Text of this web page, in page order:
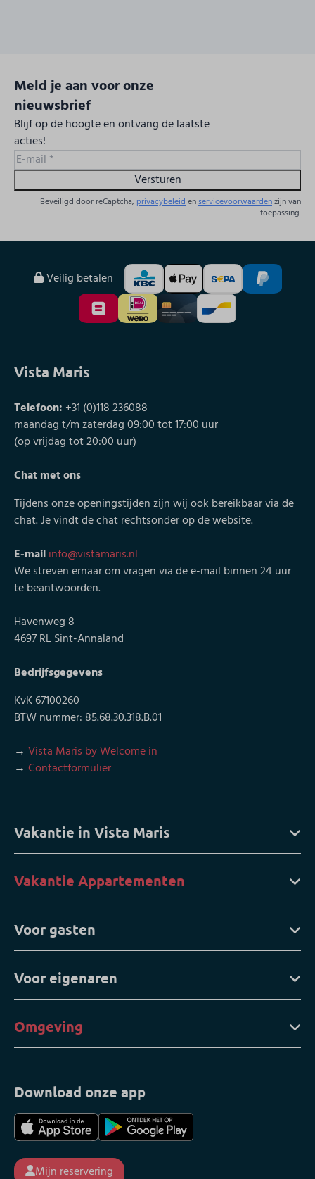
Meld je aan voor onze
nieuwsbrief
Blijf op de hoogte en ontvang de laatste
acties!
Versturen
Beveiligd door reCaptcha, privacybeleidenservicevoorwaardenzijn van
toepassing.
Veilig betalen
Vista Maris
Telefoon: +31 (0)118 236088
maandag t/m zaterdag 09:00 tot 17:00 uur
(op vrijdag tot 20:00 uur)
Chat met ons
Tijdens onze openingstijden zijn wij ook bereikbaar via de
chat. Je vindt de chat rechtsonder op de website.
E-mailinfo@vistamaris.nl
We streven ernaar om vragen via de e-mail binnen 24 uur
te beantwoorden.
Havenweg 8
4697 RL Sint-Annaland
Bedrijfsgegevens
KvK 67100260
BTW nummer: 85.68.30.318.B.01
→ Vista Maris by Welcome in
→ Contactformulier
Vakantie in Vista Maris
Vakantie Appartementen
Voor gasten
Voor eigenaren
Omgeving
Download onze app
Mijn reservering